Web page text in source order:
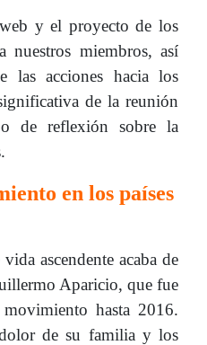
y el proyecto de los
nuestros miembros, así
las acciones hacia los
de la reunión
de reflexión sobre la
en los países
ascendente acaba de
Aparicio, que fue
hasta 2016.
de su familia y los